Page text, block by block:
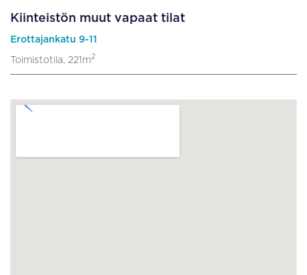
Kiinteistön muut vapaat tilat
Erottajankatu 9-11
Toimistotila, 221m2